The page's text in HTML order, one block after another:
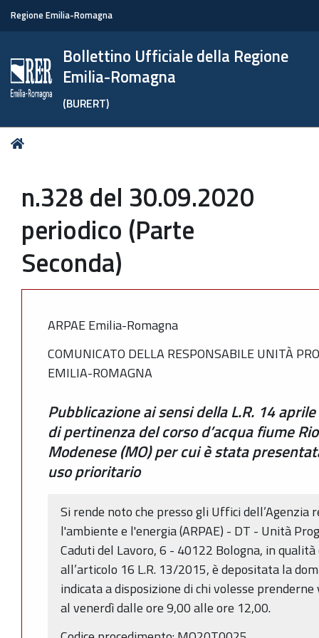
Regione Emilia-Romagna
Bollettino Ufficiale della Regione
Emilia-Romagna
(BURERT)
Tu
n.328 del 30.09.2020
periodico (Parte
Seconda)
ARPAE Emilia-Romagna
COMUNICATO DELLA RESPONSABILE UNITÀ
EMILIA-ROMAGNA
Pubblicazione ai sensi della L.R. 14
di pertinenza del corso d’acqua fiume
Modenese (MO) per cui è stata
uso prioritario
Si rende noto che presso gli Uffici dell’Agenzia
l'ambiente e l'energia (ARPAE) - DT - Unità
Caduti del Lavoro, 6 - 40122 Bologna, in
all’articolo 16 L.R. 13/2015, è depositata la
indicata a disposizione di chi volesse
al venerdì dalle ore 9,00 alle ore 12,00.